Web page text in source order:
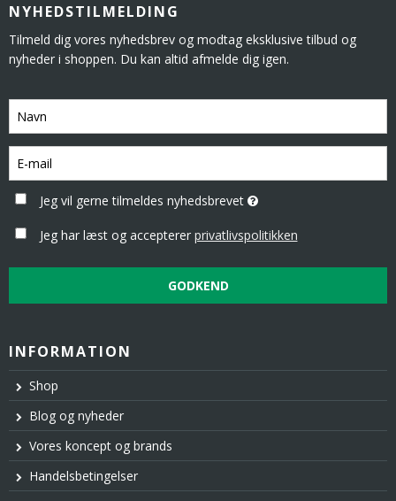
NYHEDSTILMELDING
Tilmeld dig vores nyhedsbrev og modtag eksklusive tilbud og
nyheder i shoppen. Du kan altid afmelde dig igen.
Jeg vil gerne tilmeldes nyhedsbrevet
Jeg har læst og accepterer privatlivspolitikken
GODKEND
INFORMATION
Shop
Blog og nyheder
Vores koncept og brands
Handelsbetingelser